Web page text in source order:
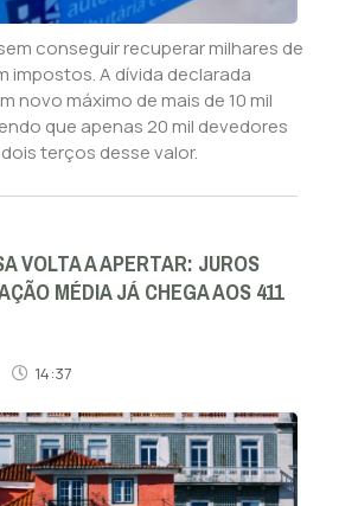
conseguir recuperar milhares de
impostos. A dívida declarada
novo máximo de mais de 10 mil
que apenas 20 mil devedores
terços desse valor.
VOLTA A APERTAR: JUROS
MÉDIA JÁ CHEGA AOS 411
14:37